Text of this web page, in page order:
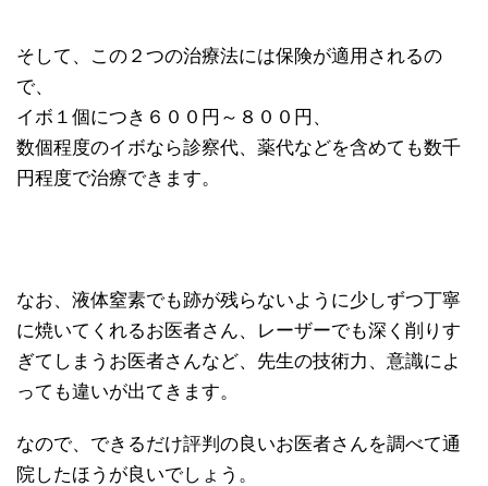
そして、この２つの治療法には保険が適用されるの
で、
イボ１個につき６００円～８００円、
数個程度のイボなら診察代、薬代などを含めても数千
円程度で治療できます。
なお、液体窒素でも跡が残らないように少しずつ丁寧
に焼いてくれるお医者さん、レーザーでも深く削りす
ぎてしまうお医者さんなど、先生の技術力、意識によ
っても違いが出てきます。
なので、できるだけ評判の良いお医者さんを調べて通
院したほうが良いでしょう。